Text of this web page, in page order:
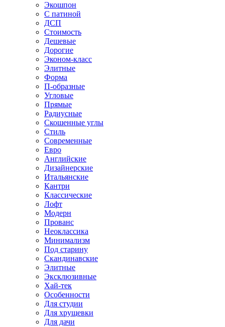
Экошпон
С патиной
ДСП
Стоимость
Дешевые
Дорогие
Эконом-класс
Элитные
Форма
П-образные
Угловые
Прямые
Радиусные
Скошенные углы
Стиль
Современные
Евро
Английские
Дизайнерские
Итальянские
Кантри
Классические
Лофт
Модерн
Прованс
Неоклассика
Минимализм
Под старину
Скандинавские
Элитные
Эксклюзивные
Хай-тек
Особенности
Для студии
Для хрущевки
Для дачи